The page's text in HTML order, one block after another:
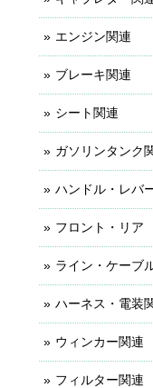
エンジン関連
ブレーキ関連
シート関連
ガソリンタンク
ハンドル・レバ
フロント・リア
ライン・ケーブ
ハーネス・電装
ウィンカー関連
フィルター関連